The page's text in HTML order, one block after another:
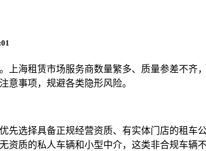
海租赁市场服务商数量繁多、质量参差不齐
意事项，规避各类隐形风险。
选择具备正规经营资质、有实体门店的租车
质的私人车辆和小型中介，这类非合规车辆